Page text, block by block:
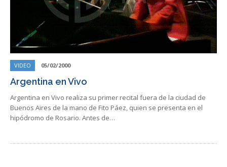
VIDEO 05/02/2000
Argentina en Vivo
Argentina en Vivo realiza su primer recital fuera de la ciudad de
Buenos Aires de la mano de Fito Páez, quien se presenta en el
hipódromo de Rosario. Antes de…